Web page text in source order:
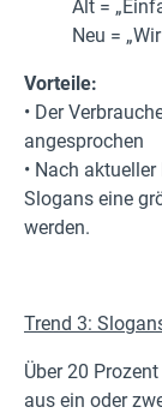
Alt =
Neu =
Vorteile:
• Der
angesprochen
• Nach
Slogans eine
werden.
Trend 3:
Über 20
aus ein oder